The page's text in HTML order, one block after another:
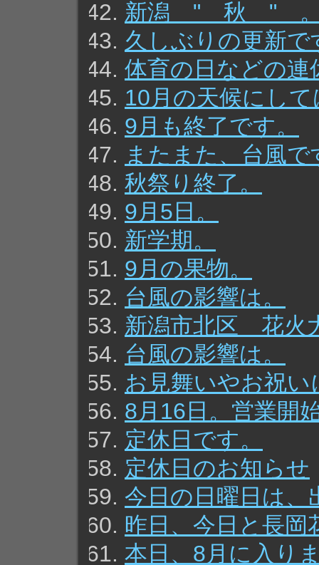
新潟 " 秋 "
久しぶりの更新で
体育の日などの連
10月の天候にし
9月も終了です。
またまた、台風で
秋祭り終了。
9月5日。
新学期。
9月の果物。
台風の影響は。
新潟市北区 花火
台風の影響は。
お見舞いやお祝い
8月16日。営業開
定休日です。
定休日のお知らせ
今日の日曜日は、
昨日、今日と長岡
本日、8月に入り